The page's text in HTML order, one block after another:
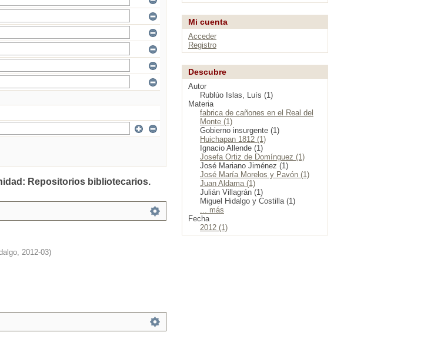
Repositorios bibliotecarios.
, 2012-03)
Mi cuenta
Acceder
Registro
Descubre
Autor
Rublúo Islas, Luís (1)
Materia
fabrica de cañones en el Real del
Monte (1)
Gobierno insurgente (1)
Huichapan 1812 (1)
Ignacio Allende (1)
Josefa Ortiz de Domínguez (1)
José Mariano Jiménez (1)
José María Morelos y Pavón (1)
Juan Aldama (1)
Julián Villagrán (1)
Miguel Hidalgo y Costilla (1)
... más
Fecha
2012 (1)